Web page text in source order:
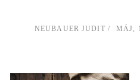
NEUBAUER JUDIT MÁJ,